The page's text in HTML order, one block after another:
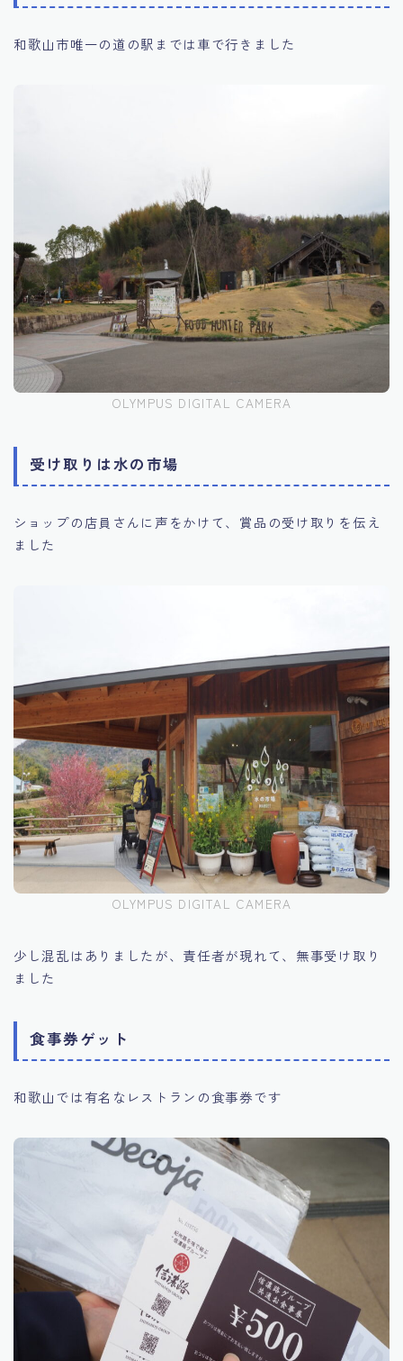
和歌山市唯一の道の駅までは車で行きました
OLYMPUS DIGITAL CAMERA
受け取りは水の市場
ショップの店員さんに声をかけて、賞品の受け取りを伝え
ました
OLYMPUS DIGITAL CAMERA
少し混乱はありましたが、責任者が現れて、無事受け取り
ました
食事券ゲット
和歌山では有名なレストランの食事券です